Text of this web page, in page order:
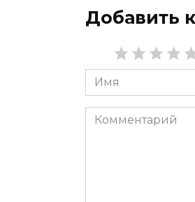
Добавить
Имя
*
Комментарий